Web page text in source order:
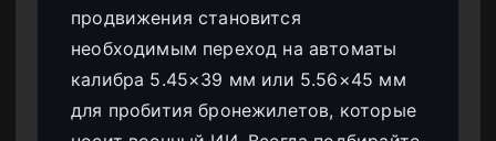
продвижения становится
необходимым переход на автоматы
калибра 5.45×39 мм или 5.56×45 мм
для пробития бронежилетов, которые